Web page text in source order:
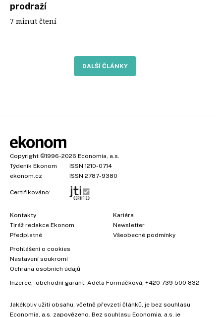
prodraží
7 minut čtení
DALŠÍ ČLÁNKY
Copyright ©1996-2026 Economia, a.s.
Týdeník Ekonom
ISSN 1210-0714
ekonom.cz
ISSN 2787-9380
Certifikováno:
Kontakty
Tiráž redakce Ekonom
Předplatné
Kariéra
Newsletter
Všeobecné podmínky
Prohlášení o cookies
Nastavení soukromí
Ochrana osobních údajů
Inzerce , obchodní garant: Adéla Formáčková +420 739 500 832
Jakékoliv užití obsahu, včetně převzetí článků, je bez souhlasu
Economia, a.s. zapovězeno. Bez souhlasu Economia, a.s. je